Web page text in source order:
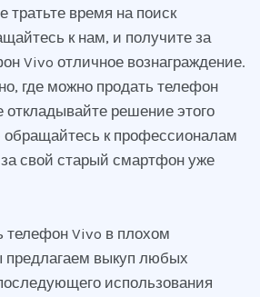
тратьте время на поиск
к нам, и получите за
Vivo отличное вознаграждение.
где можно продать телефон
откладывайте решение этого
обращайтесь к профессионалам
свой старый смартфон уже
телефон Vivo в плохом
выкуп любых
использования